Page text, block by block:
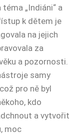
„Indiáni“ a
k dětem je
na jejich
za
a pozornosti.
samy
pro ně byl
kdo
a vytvořit
moc